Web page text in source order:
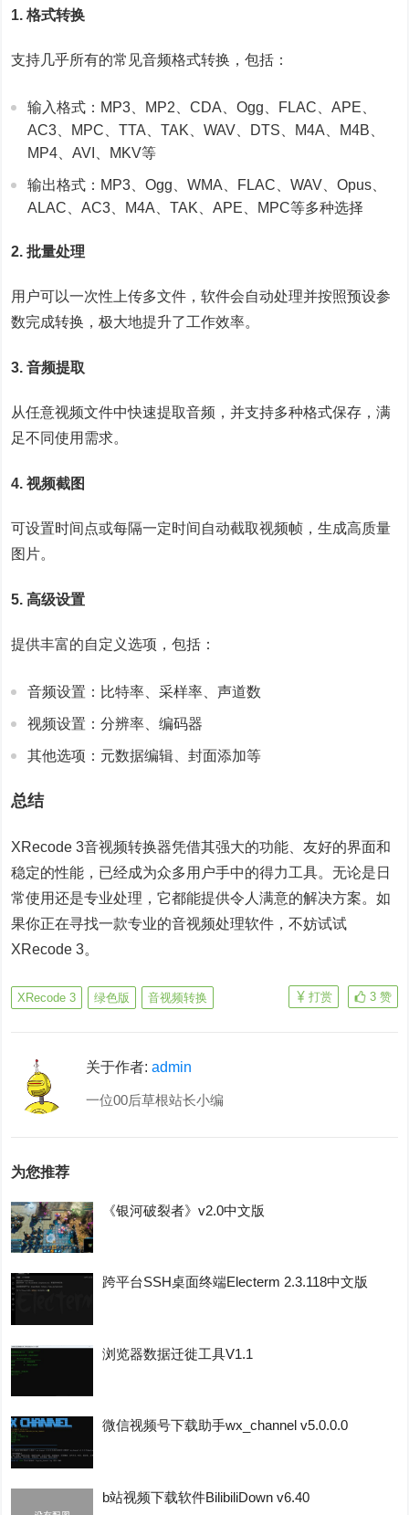
1. 格式转换
支持几乎所有的常见音频格式转换，包括：
输入格式：MP3、MP2、CDA、Ogg、FLAC、APE、
AC3、MPC、TTA、TAK、WAV、DTS、M4A、M4B、
MP4、AVI、MKV等
输出格式：MP3、Ogg、WMA、FLAC、WAV、Opus、
ALAC、AC3、M4A、TAK、APE、MPC等多种选择
2. 批量处理
用户可以一次性上传多文件，软件会自动处理并按照预设参
数完成转换，极大地提升了工作效率。
3. 音频提取
从任意视频文件中快速提取音频，并支持多种格式保存，满
足不同使用需求。
4. 视频截图
可设置时间点或每隔一定时间自动截取视频帧，生成高质量
图片。
5. 高级设置
提供丰富的自定义选项，包括：
音频设置：比特率、采样率、声道数
视频设置：分辨率、编码器
其他选项：元数据编辑、封面添加等
总结
XRecode 3音视频转换器凭借其强大的功能、友好的界面和
稳定的性能，已经成为众多用户手中的得力工具。无论是日
常使用还是专业处理，它都能提供令人满意的解决方案。如
果你正在寻找一款专业的音视频处理软件，不妨试试
XRecode 3。
XRecode 3 绿色版 音视频转换 3 赞
打赏
关于作者:admin
一位00后草根站长小编
为您推荐
《银河破裂者》v2.0中文版
跨平台SSH桌面终端Electerm 2.3.118中文版
浏览器数据迁徙工具V1.1
微信视频号下载助手wx_channel v5.0.0.0
b站视频下载软件BilibiliDown v6.40